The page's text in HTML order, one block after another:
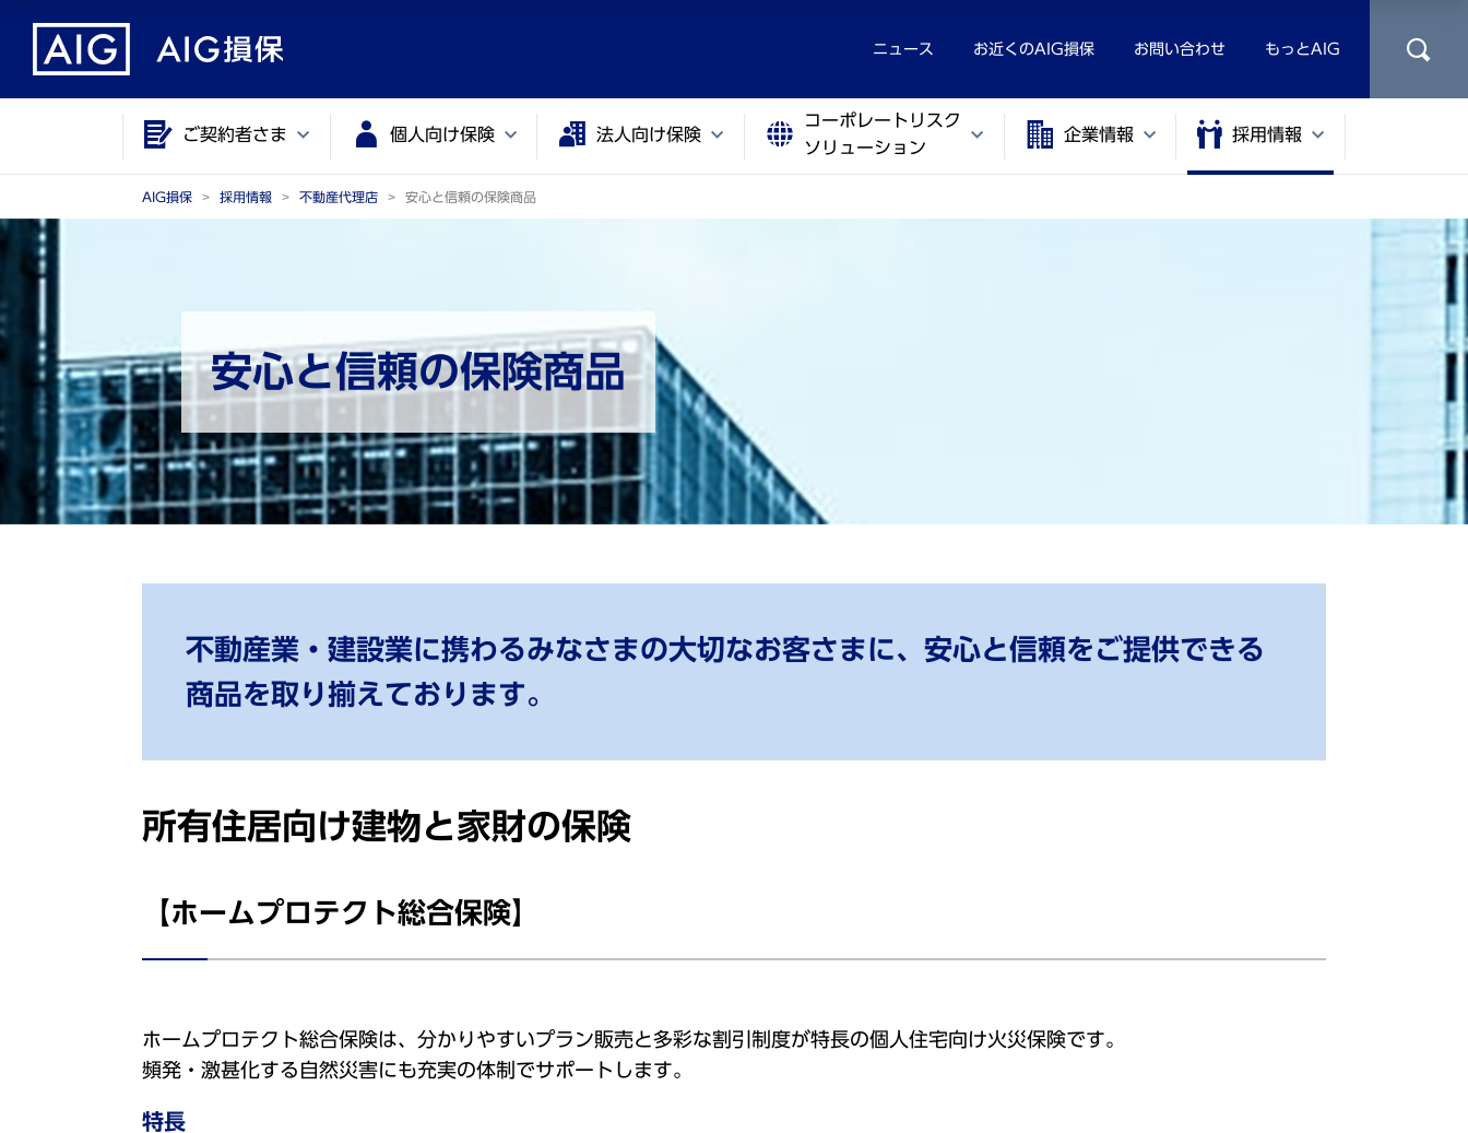
ツ
ャ
ニュース お近くのAIG損保 お問い合わせ もっとAIG
ご契約者さま 個人向け保険 法人向け保険
コーポレートリスク
ソリューション
企業情報 採用情報
コ
ン
す
AIG損保 採用情報 不動産代理店 安心と信頼の保険商品
安心と信頼の保険商品
不動産業・建設業に携わるみなさまの大切なお客さまに、安心と信頼をご提供できる
商品を取り揃えております。
所有住居向け建物と家財の保険
【ホームプロテクト総合保険】
ホームプロテクト総合保険は、分かりやすいプラン販売と多彩な割引制度が特長の個人住宅向け火災保険です。
頻発・激甚化する自然災害にも充実の体制でサポートします。
特長